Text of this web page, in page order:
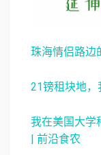
珠海情侣路边
21镑租块地，
我在美国大学
| 前沿食农